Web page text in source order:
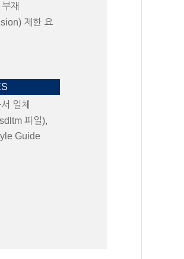
재
제한 요
일체
파일),
Guide